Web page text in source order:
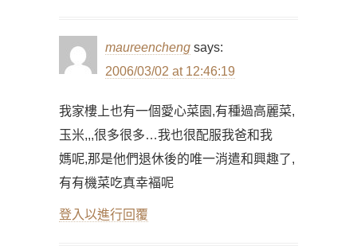
maureencheng says:
2006/03/02 at 12:46:19
我家樓上也有一個愛心菜園,有種過高麗菜,
玉米,,,很多很多…我也很配服我爸和我
媽呢,那是他們退休後的唯一消遣和興趣了,
有有機菜吃真幸褔呢
登入以進行回覆